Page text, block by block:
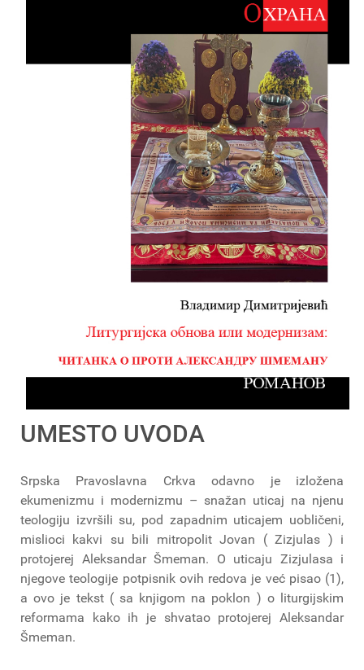
UMESTO UVODA
Srpska Pravoslavna Crkva odavno je izložena
ekumenizmu i modernizmu – snažan uticaj na njenu
teologiju izvršili su, pod zapadnim uticajem uobličeni,
mislioci kakvi su bili mitropolit Jovan ( Zizjulas ) i
protojerej Aleksandar Šmeman. O uticaju Zizjulasa i
njegove teologije potpisnik ovih redova je već pisao (1),
a ovo je tekst ( sa knjigom na poklon ) o liturgijskim
reformama kako ih je shvatao protojerej Aleksandar
Šmeman.